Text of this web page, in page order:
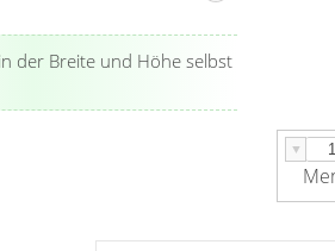
der Breite und Höhe selbst
▼